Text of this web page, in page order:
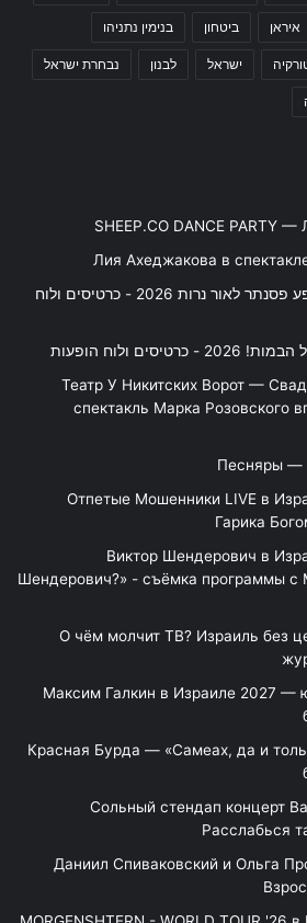
איראן ביטחון בנימין נתניהו
ישראל לבנון נבחרת ישראל
SHEEP.CO DANCE PARTY
Лия Ахеджакова в
משופן ועד AC/DC - מופע פסנתר לאור נרות 2026 - כרטיסים ולוח
ולוח הופעות
"Театр У Никитских Ворот —
спектакль Марка Розовского
Отпетые Мошенники LIVE в
Гарика
Виктор Шендерович в
Шендерович?» - съёмка программы с
«О чём молчит ТВ? Израиль без
Максим Галкин в Израиле 2027 —
Красная Бурда — «Самеах, да и
"Сольный стендап концерт
Расслабься
"Даниил Спиваковский и Ольга